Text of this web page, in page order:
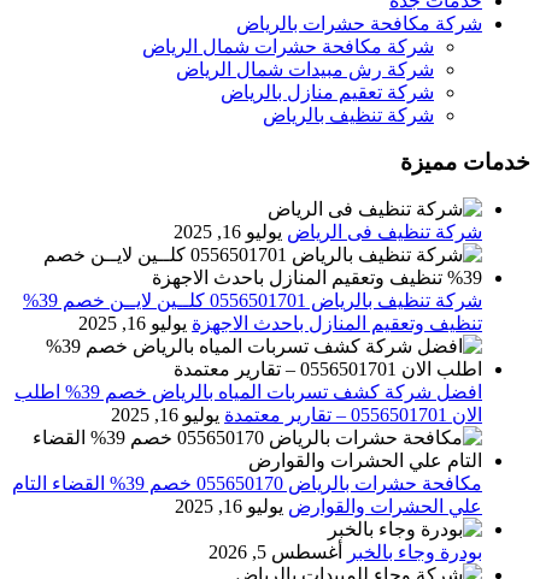
شركة مكافحة حشرات بالرياض
شركة مكافحة حشرات شمال الرياض
شركة رش مبيدات شمال الرياض
شركة تعقيم منازل بالرياض
شركة تنظيف بالرياض
خدمات مميزة
شركة تنظيف فى الرياض يوليو 16, 2025
شركة تنظيف بالرياض 0556501701 كلــين لايــن خصم 39%
تنظيف وتعقيم المنازل باحدث الاجهزة يوليو 16, 2025
افضل شركة كشف تسربات المياه بالرياض خصم 39% اطلب
الان 0556501701‬‏ – تقارير معتمدة
يوليو 16, 2025
مكافحة حشرات بالرياض 055650170 خصم 39% القضاء التام
علي الحشرات والقوارض يوليو 16, 2025
بودرة وجاء بالخبر أغسطس 5, 2026